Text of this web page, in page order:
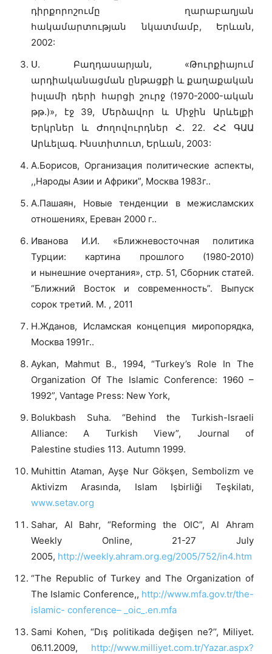
դիրքորոշումը ղարաբաղյան
հակամարտության նկատմամբ, Երևան,
2002:
Ս. Բաղդասարյան, «Թուրքիայում
արդիականացման ընթացքի և քաղաքական
իսլամի դերի հարցի շուրջ (1970-2000-ական
թթ.)», էջ 39, Մերձավոր և Միջին Արևելքի
Երկրներ և Ժողովուրդներ Հ. 22. ՀՀ ԳԱԱ
Արևելագ. Ինստիտուտ, Երևան, 2003:
А.Борисов, Организация политические аспекты,
,,Народы Азии и Африки”, Москва 1983г..
А.Пашаян, Новые тенденции в межисламских
отношениях, Ереван 2000 г..
Иванова И.И. «Ближневосточная политика
Турции: картина прошлого (1980-2010)
и нынешние очертания», стр. 51, Сборник статей.
“Ближний Восток и современность”. Выпуск
сорок третий. М. , 2011
Н.Жданов, Исламская концепция миропорядка,
Москва 1991г..
Aykan, Mahmut B., 1994, “Turkey’s Role In The
Organization Of The Islamic Conference: 1960 –
1992”, Vantage Press: New York,
Bolukbash Suha. “Behind the Turkish-Israeli
Alliance: A Turkish View”, Journal of
Palestine studies 113. Autumn 1999.
Muhittin Ataman, Ayşe Nur Gökşen, Sembolizm ve
Aktivizm Arasında, Islam Işbirliği Teşkilatı,
www.setav.org
Sahar, Al Bahr, “Reforming the OIC”, Al Ahram
Weekly Online, 21-27 July
2005, http://weekly.ahram.org.eg/2005/752/in4.htm
“The Republic of Turkey and The Organization of
The Islamic Conference,, http://www.mfa.gov.tr/the-
islamic- conference– _oic_.en.mfa
Sami Kohen, “Dış politikada değişen ne?’’, Miliyet.
06.11.2009, http://www.milliyet.com.tr/Yazar.aspx?